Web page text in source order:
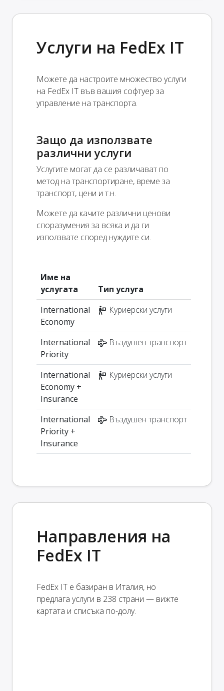
Услуги на FedEx IT
Можете да настроите множество услуги
на FedEx IT във вашия софтуер за
управление на транспорта.
Защо да използвате
различни услуги
Услугите могат да се различават по
метод на транспортиране, време за
транспорт, цени и т.н.
Можете да качите различни ценови
споразумения за всяка и да ги
използвате според нуждите си.
Име на
услугата
Тип услуга
International
Economy
Куриерски услуги
International
Priority
Въздушен транспорт
International
Economy +
Insurance
Куриерски услуги
International
Priority +
Insurance
Въздушен транспорт
Направления на
FedEx IT
FedEx IT е базиран в Италия, но
предлага услуги в 238 страни — вижте
картата и списъка по-долу.